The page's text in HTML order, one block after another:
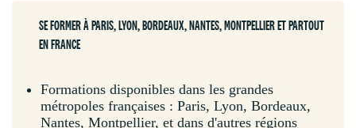
SE FORMER À PARIS, LYON, BORDEAUX, NANTES, MONTPELLIER ET PARTOUT
EN FRANCE
Formations disponibles dans les grandes
métropoles françaises : Paris, Lyon, Bordeaux,
Nantes, Montpellier, et dans d'autres régions